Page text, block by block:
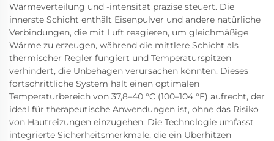
Wärmeverteilung und -intensität präzise steuert. Die
innerste Schicht enthält Eisenpulver und andere natürliche
Verbindungen, die mit Luft reagieren, um gleichmäßige
Wärme zu erzeugen, während die mittlere Schicht als
thermischer Regler fungiert und Temperaturspitzen
verhindert, die Unbehagen verursachen könnten. Dieses
fortschrittliche System hält einen optimalen
Temperaturbereich von 37,8–40 °C (100–104 °F) aufrecht, der
ideal für therapeutische Anwendungen ist, ohne das Risiko
von Hautreizungen einzugehen. Die Technologie umfasst
integrierte Sicherheitsmerkmale, die ein Überhitzen